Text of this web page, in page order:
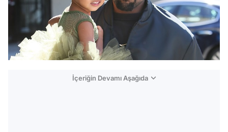
İçeriğin Devamı Aşağıda